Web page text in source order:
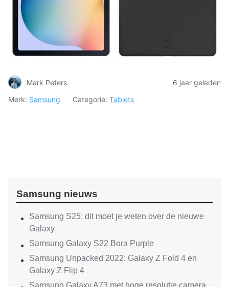
Mark Peters
6 jaar geleden
Merk: Samsung Categorie: Tablets
Samsung nieuws
Samsung S25: dit moet je weten over de nieuwe
Galaxy
Samsung Galaxy S22 Bora Purple
Samsung Unpacked 2022: Galaxy Z Fold 4 en
Galaxy Z Flip 4
Samsung Galaxy A73 met hoge resolutie camera